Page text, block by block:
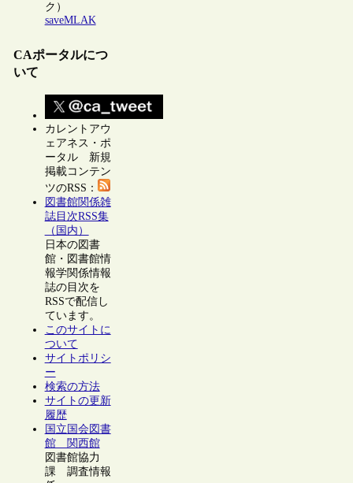
ク）
saveMLAK
CAポータルにつ
いて
カレントアウ
ェアネス・ポ
ータル 新規
掲載コンテン
ツのRSS：
図書館関係雑
誌目次RSS集
（国内）
日本の図書
館・図書館情
報学関係情報
誌の目次を
RSSで配信し
ています。
このサイトに
ついて
サイトポリシ
ー
検索の方法
サイトの更新
履歴
国立国会図書
館 関西館
図書館協力
課 調査情報